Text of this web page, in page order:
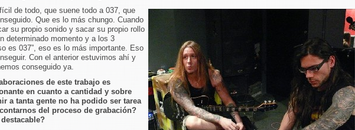
de todo, que suene todo a 037, que
Que es lo más chungo. Cuando
su propio sonido y sacar su propio rollo
determinado momento y a los 3
es 037”, eso es lo más importante. Eso
Con el anterior estuvimos ahí y
conseguido ya.
de este trabajo es
en cuanto a cantidad y sobre
a tanta gente no ha podido ser tarea
del proceso de grabación?